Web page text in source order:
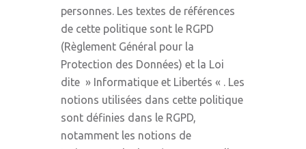
personnes. Les textes de références
de cette politique sont le RGPD
(Règlement Général pour la
Protection des Données) et la Loi
dite » Informatique et Libertés « . Les
notions utilisées dans cette politique
sont définies dans le RGPD,
notamment les notions de